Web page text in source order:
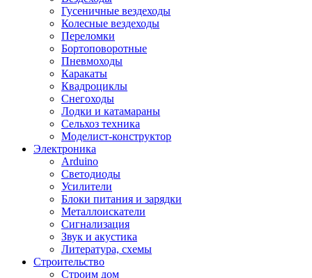
Гусеничные вездеходы
Колесные вездеходы
Переломки
Бортоповоротные
Пневмоходы
Каракаты
Квадроциклы
Снегоходы
Лодки и катамараны
Сельхоз техника
Моделист-конструктор
Электроника
Arduino
Светодиоды
Усилители
Блоки питания и зарядки
Металлоискатели
Сигнализация
Звук и акустика
Литература, схемы
Строительство
Строим дом